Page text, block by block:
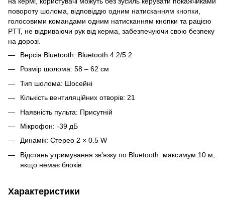
повороту шолома, відповіддю одним натисканням кнопки,
голосовими командами одним натисканням кнопки та рацією
PTT, не відриваючи рук від керма, забезпечуючи свою безпеку
на дорозі.
Версія Bluetooth: Bluetooth 4.2/5.2
Розмір шолома: 58 – 62 см
Тип шолома: Шосейні
Кількість вентиляційних отворів: 21
Наявність пульта: Присутній
Мікрофон: -39 дБ
Динамік: Стерео 2 × 0.5 W
Відстань утримування зв’язку по Bluetooth: максимум 10 м,
якщо немає блоків
Характеристики